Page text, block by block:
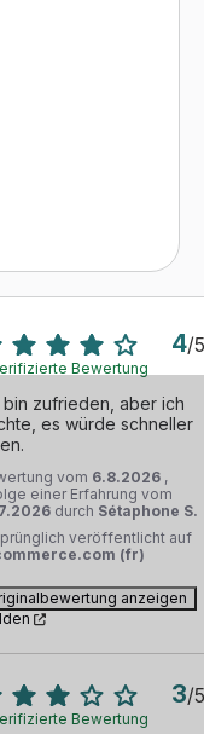
4/5
Bewertung
bin zufrieden, aber ich
es würde schneller
vom 6.8.2026 ,
einer Erfahrung vom
durch Sétaphone S.
veröffentlicht auf
(fr)
anzeigen
3/5
Bewertung